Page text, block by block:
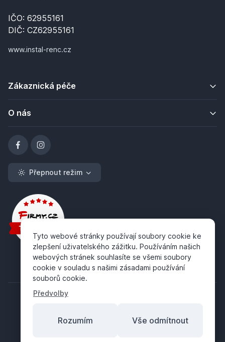
IČO: 62955161
DIČ: CZ62955161
www.instal-renc.cz
Zákaznická péče
O nás
Přepnout režim
Tyto webové stránky používají soubory cookie ke
zlepšení uživatelského zážitku. Používáním našich
webových stránek souhlasíte se všemi soubory
cookie v souladu s našimi zásadami používání
souborů cookie.
Předvolby
Rozumím Vše odmítnout